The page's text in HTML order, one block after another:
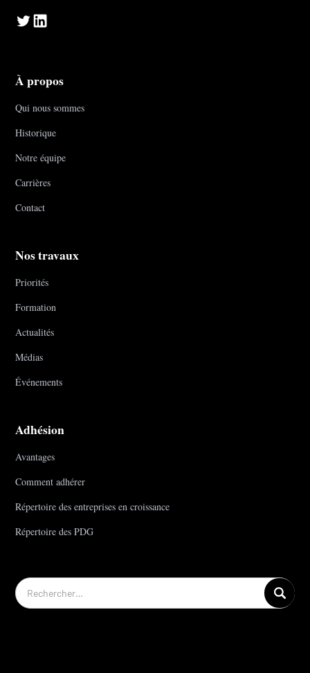
À propos
Qui nous sommes
Historique
Notre équipe
Carrières
Contact
Nos travaux
Priorités
Formation
Actualités
Médias
Événements
Adhésion
Avantages
Comment adhérer
Répertoire des entreprises en croissance
Répertoire des PDG